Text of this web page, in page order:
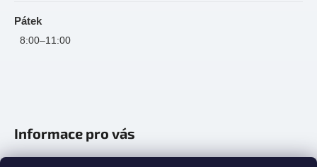
Pátek
8:00–11:00
Informace pro vás